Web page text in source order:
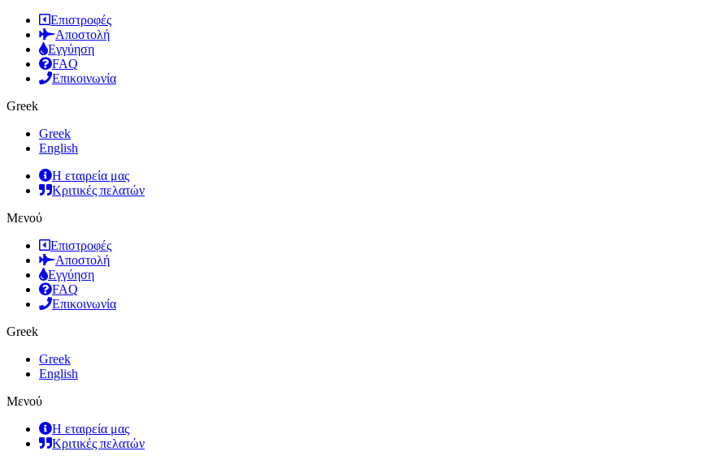
Επιστροφές
Αποστολή
Εγγύηση
FAQ
Επικοινωνία
Greek
Greek
English
Η εταιρεία μας
Κριτικές πελατών
Μενού
Επιστροφές
Αποστολή
Εγγύηση
FAQ
Επικοινωνία
Greek
Greek
English
Μενού
Η εταιρεία μας
Κριτικές πελατών